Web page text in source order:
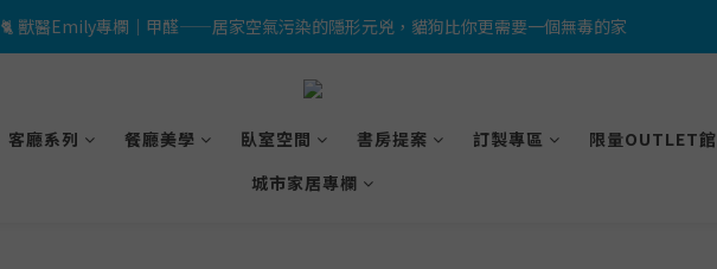
🎉LINE 加入好友＋會員註冊禮｜完成綁定即送 $500 折價券及限量小燈箱！
🐈 獸醫Emily專欄｜甲醛——居家空氣污染的隱形元兇，貓狗比你更需要一個無毒的家
🎉LINE 加入好友＋會員註冊禮｜完成綁定即送 $500 折價券及限量小燈箱！
客廳系列 餐廳美學 臥室空間 書房提案 訂製專區 限量OUTLET館
城市家居專欄